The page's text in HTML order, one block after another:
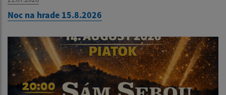
Noc na hrade 15.8.2026